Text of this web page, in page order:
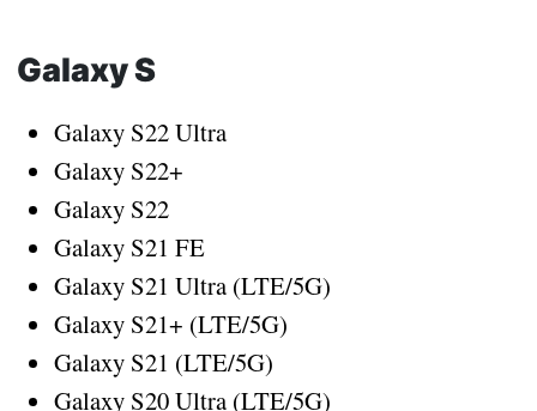
Galaxy S
Galaxy S22 Ultra
Galaxy S22+
Galaxy S22
Galaxy S21 FE
Galaxy S21 Ultra (LTE/5G)
Galaxy S21+ (LTE/5G)
Galaxy S21 (LTE/5G)
Galaxy S20 Ultra (LTE/5G)